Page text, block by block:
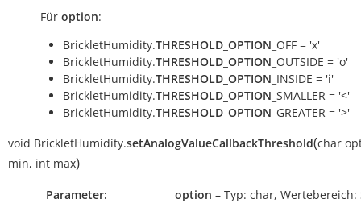
Für option:
BrickletHumidity.THRESHOLD_OPTION _OFF = 'x'
BrickletHumidity.THRESHOLD_OPTION _OUTSIDE = 'o'
BrickletHumidity.THRESHOLD_OPTION _INSIDE = 'i'
BrickletHumidity.THRESHOLD_OPTION _SMALLER = '<'
BrickletHumidity.THRESHOLD_OPTION _GREATER = '>'
void BrickletHumidity.setAnalogValueCallbackThreshold(char
min, int max)
Parameter: option – Typ: char, Wertebereich: